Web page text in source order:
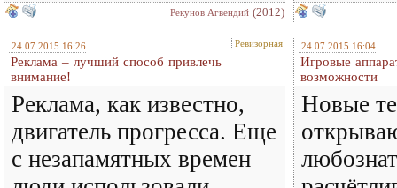
Рекунов Агвендий (2012)
24.07.2015 16:26 Ревизорная
Реклама – лучший способ привлечь
внимание!
Реклама, как известно,
двигатель прогресса. Еще
с незапамятных времен
24.07.2015 16:04
Игровые
возможности
Новые